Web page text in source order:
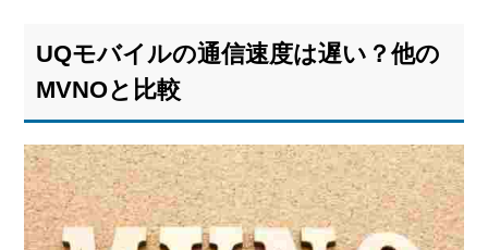
UQモバイルの通信速度は遅い？他の
MVNOと比較